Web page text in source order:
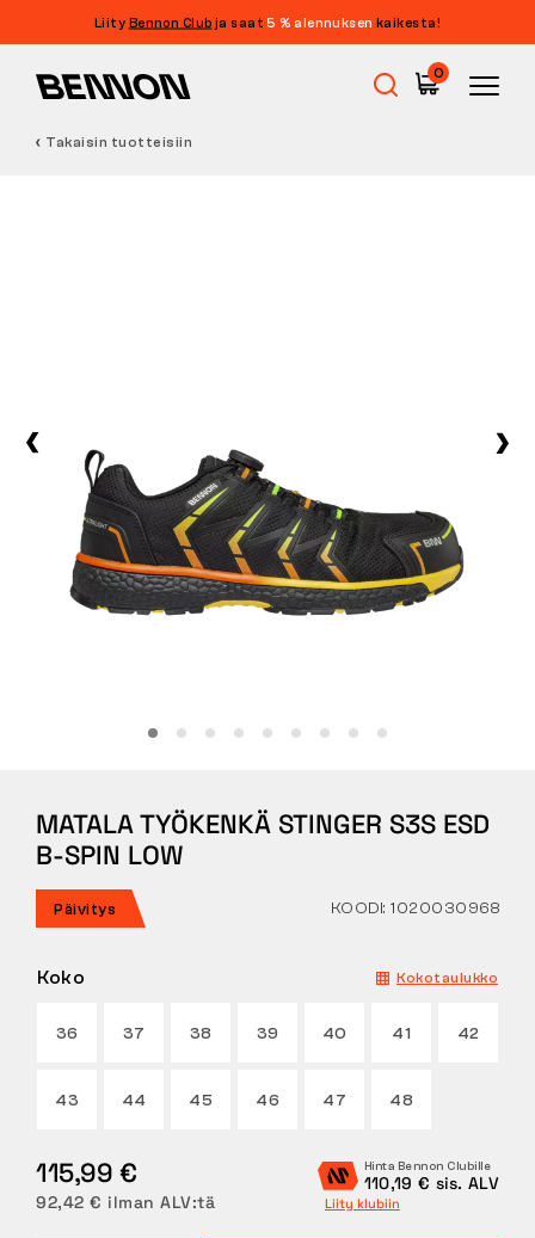
Liity Bennon Club ja saat 5 % alennuksen kaikesta!
0
Vapaa-ajan kengät
Tactical
MEISTÄ
BENNON-LABORATORIO
PALAUTUKSET
Takaisin tuotteisiin
MATALA TYÖKENKÄ STINGER S3S ESD
B-SPIN LOW
Päivitys KOODI: 1020030968
Koko Kokotaulukko
36 37 38 39 40 41 42
43 44 45 46 47 48
115,99 €
92,42 € ilman ALV:tä
Hinta Bennon Clubille
110,19 € sis. ALV
Liity klubiin